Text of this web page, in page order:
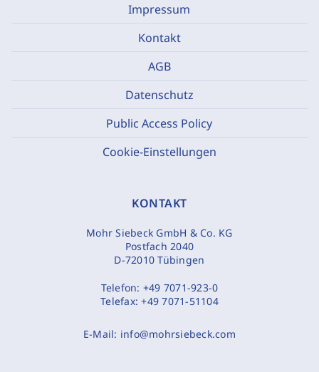
Impressum
Kontakt
AGB
Datenschutz
Public Access Policy
Cookie-Einstellungen
KONTAKT
Mohr Siebeck GmbH & Co. KG
Postfach 2040
D-72010 Tübingen
Telefon: +49 7071-923-0
Telefax:+49 7071-51104
E-Mail: info@mohrsiebeck.com